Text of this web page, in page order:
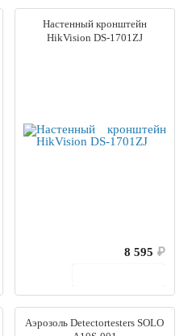
Настенный кронштейн
HikVision DS-1701ZJ
8 595 ₽
Аэрозоль Detectortesters SOLO